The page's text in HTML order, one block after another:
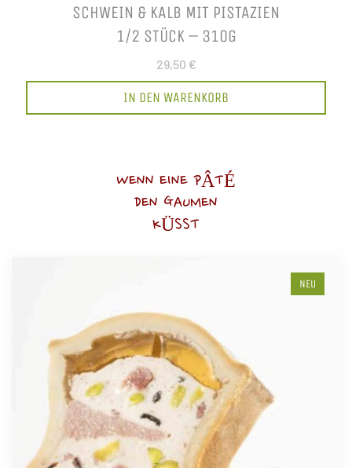
SCHWEIN & KALB MIT PISTAZIEN
1/2 STÜCK – 310G
29,50 €
IN DEN WARENKORB
WENN EINE PÂTÉ
DEN GAUMEN
KÜSST
NEU